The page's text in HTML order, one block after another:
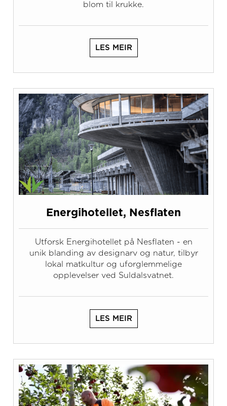
blom til krukke.
LES MEIR
Energihotellet, Nesflaten
Utforsk Energihotellet på Nesflaten - en
unik blanding av designarv og natur, tilbyr
lokal matkultur og uforglemmelige
opplevelser ved Suldalsvatnet.
LES MEIR